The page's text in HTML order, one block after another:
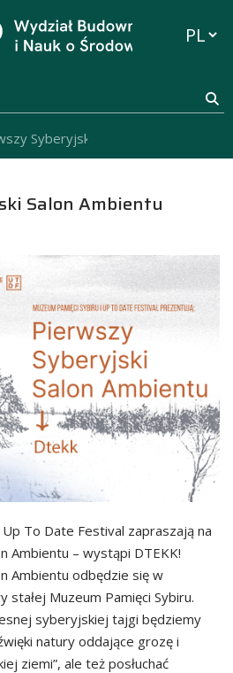
Syberyjski Salon Ambientu
Salon Ambientu
To Date Festival zapraszają na
Ambientu – wystąpi DTEKK!
Ambientu odbędzie się w
stałej Muzeum Pamięci Sybiru.
syberyjskiej tajgi będziemy
natury oddające grozę i
ziemi”, ale też posłuchać